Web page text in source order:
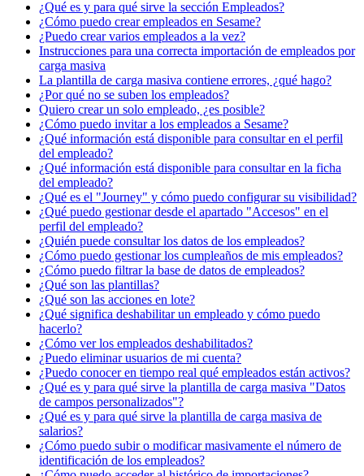
¿Qué es y para qué sirve la sección Empleados?
¿Cómo puedo crear empleados en Sesame?
¿Puedo crear varios empleados a la vez?
Instrucciones para una correcta importación de empleados por
carga masiva
La plantilla de carga masiva contiene errores, ¿qué hago?
¿Por qué no se suben los empleados?
Quiero crear un solo empleado, ¿es posible?
¿Cómo puedo invitar a los empleados a Sesame?
¿Qué información está disponible para consultar en el perfil
del empleado?
¿Qué información está disponible para consultar en la ficha
del empleado?
¿Qué es el "Journey" y cómo puedo configurar su visibilidad?
¿Qué puedo gestionar desde el apartado "Accesos" en el
perfil del empleado?
¿Quién puede consultar los datos de los empleados?
¿Cómo puedo gestionar los cumpleaños de mis empleados?
¿Cómo puedo filtrar la base de datos de empleados?
¿Qué son las plantillas?
¿Qué son las acciones en lote?
¿Qué significa deshabilitar un empleado y cómo puedo
hacerlo?
¿Cómo ver los empleados deshabilitados?
¿Puedo eliminar usuarios de mi cuenta?
¿Puedo conocer en tiempo real qué empleados están activos?
¿Qué es y para qué sirve la plantilla de carga masiva "Datos
de campos personalizados"?
¿Qué es y para qué sirve la plantilla de carga masiva de
salarios?
¿Cómo puedo subir o modificar masivamente el número de
identificación de los empleados?